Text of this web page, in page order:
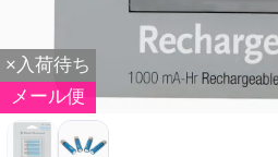
×入荷待ち
メール便